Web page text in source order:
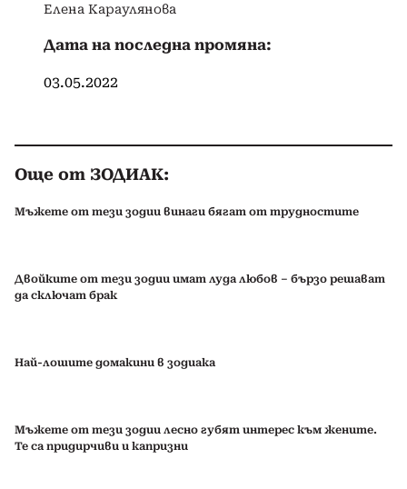
Елена Караулянова
Дата на последна промяна:
03.05.2022
Още от ЗОДИАК:
Мъжете от тези зодии винаги бягат от трудностите
Двойките от тези зодии имат луда любов – бързо решават
да сключат брак
Най-лошите домакини в зодиака
Мъжете от тези зодии лесно губят интерес към жените.
Те са придирчиви и капризни